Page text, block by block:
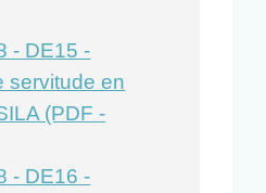
- DE15 -
servitude en
(PDF -
- DE16 -